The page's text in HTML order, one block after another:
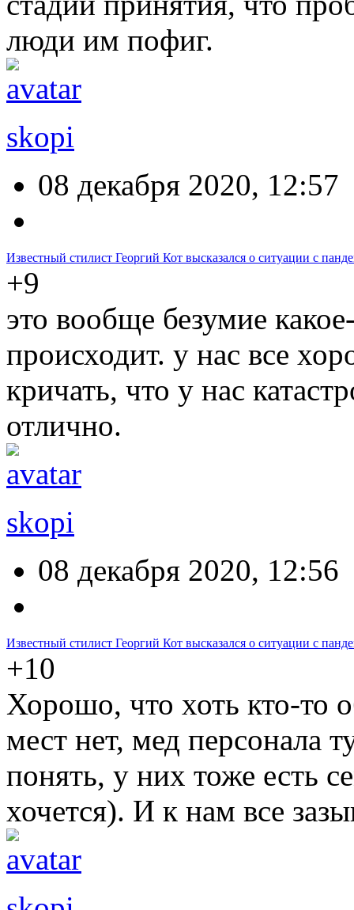
люди им пофиг.
skopi
08 декабря 2020, 12:57
Известный стилист Георгий Кот высказался о ситуации с
+9
это вообще безумие
происходит. у нас все
кричать, что у нас
отлично.
skopi
08 декабря 2020, 12:56
Известный стилист Георгий Кот высказался о ситуации с
+10
Хорошо, что хоть кто-то
мест нет, мед персонала
понять, у них тоже есть
хочется). И к нам все